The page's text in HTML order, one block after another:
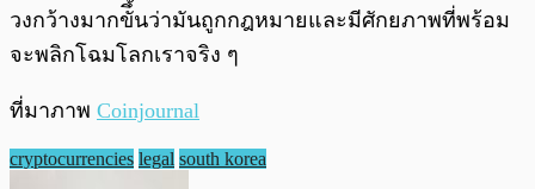
วงกว้างมากขัึ้นว่ามันถูกกฎหมายและมีศักยภาพที่พร้อม
จะพลิกโฉมโลกเราจริง ๆ
ที่มาภาพ Coinjournal
cryptocurrencies legal south korea